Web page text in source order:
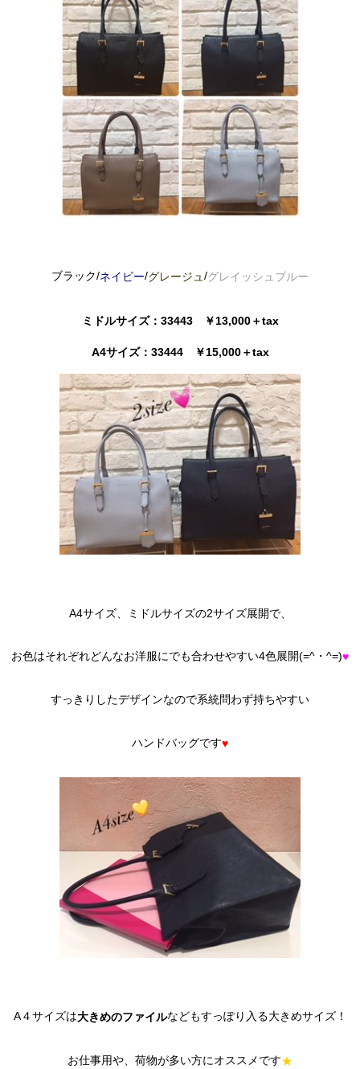
ブラック/ネイビー/グレージュ/グレイッシュブルー
ミドルサイズ：33443 ￥13,000＋tax
A4サイズ：33444 ￥15,000＋tax
A4サイズ、ミドルサイズの2サイズ展開で、
お色はそれぞれどんなお洋服にでも合わせやすい4色展開(=^・^=)♥
すっきりしたデザインなので系統問わず持ちやすい
ハンドバッグです♥
A４サイズは大きめのファイルなどもすっぽり入る大きめサイズ！
お仕事用や、荷物が多い方にオススメです★